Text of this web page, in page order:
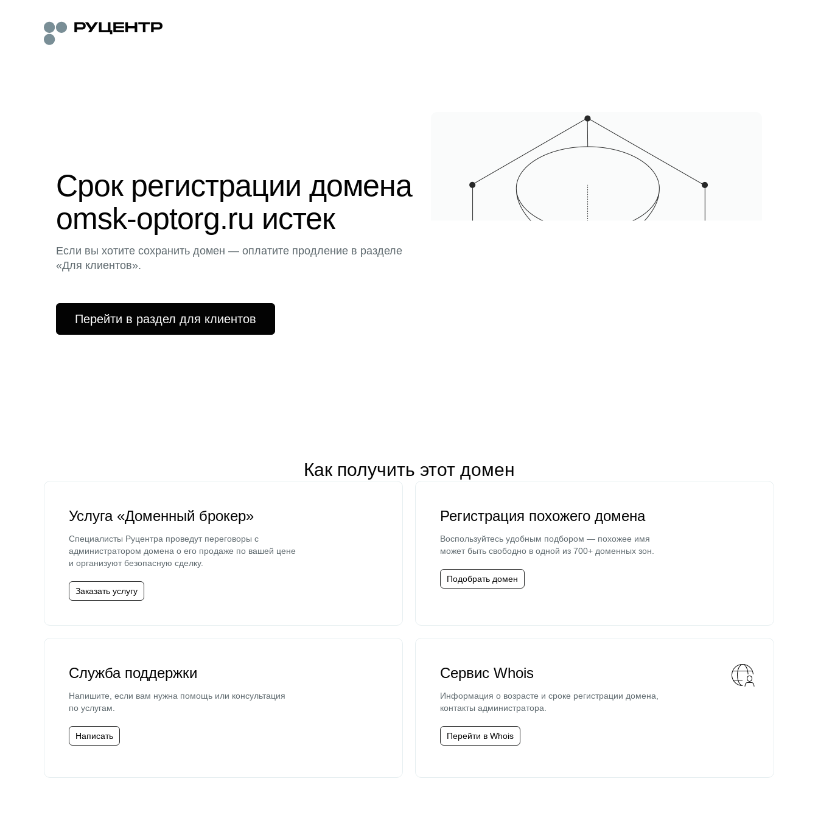
Срок регистрации домена
omsk-optorg.ru истек
Если вы хотите сохранить домен — оплатите продление в разделе
«Для клиентов».
Перейти в раздел для клиентов
Как получить этот домен
Услуга «Доменный брокер»
Специалисты Руцентра проведут переговоры с
администратором домена о его продаже по вашей цене
и организуют безопасную сделку.
Заказать услугу
Регистрация похожего домена
Воспользуйтесь удобным подбором — похожее имя
может быть свободно в одной из 700+ доменных зон.
Подобрать домен
Служба поддержки
Напишите, если вам нужна помощь или консультация
по услугам.
Написать
Сервис Whois
Информация о возрасте и сроке регистрации домена,
контакты администратора.
Перейти в Whois